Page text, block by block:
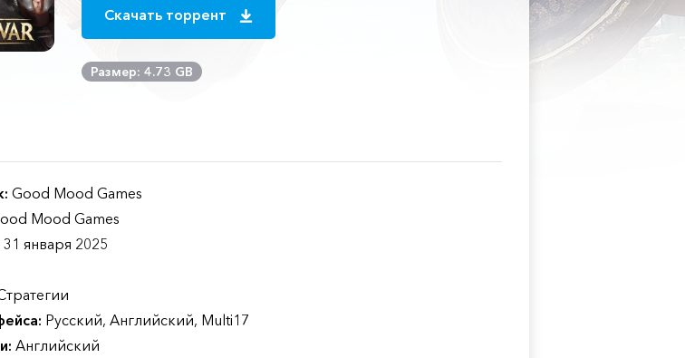
Скачать торрент
Размер: 4.73 GB
Good Mood Games
Mood Games
31 января 2025
Русский, Английский, Multi17
Английский